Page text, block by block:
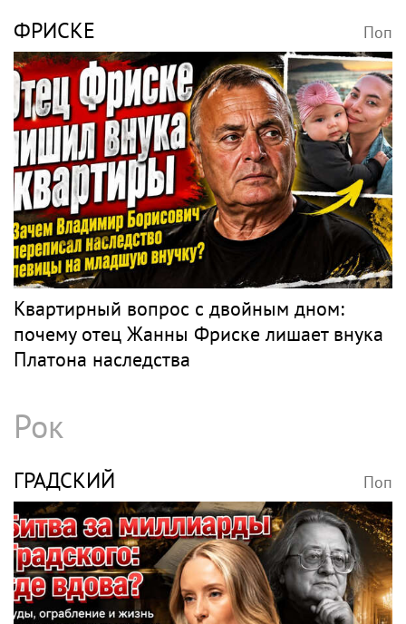
ФРИСКЕ Поп
Квартирный вопрос с двойным дном:
почему отец Жанны Фриске лишает внука
Платона наследства
Рок
ГРАДСКИЙ Поп